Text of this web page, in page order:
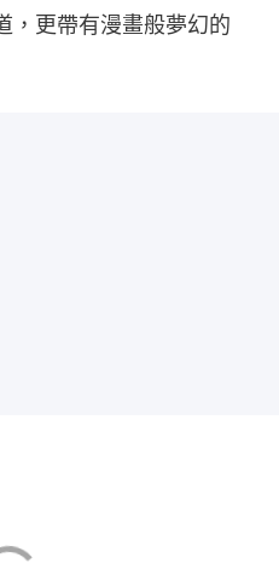
，更帶有漫畫般夢幻的